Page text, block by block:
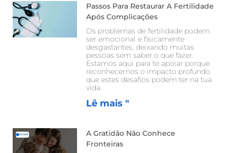
Passos Para Restaurar A Fertilidade
Após Complicações
Os problemas de fertilidade podem
ser emocional e fisicamente
desgastantes, deixando muitas
pessoas sem saber o que fazer.
Estamos aqui para te apoiar porque
reconhecemos o impacto profundo
que estes desafios podem ter na tua
vida.
Lê mais "
A Gratidão Não Conhece
Fronteiras